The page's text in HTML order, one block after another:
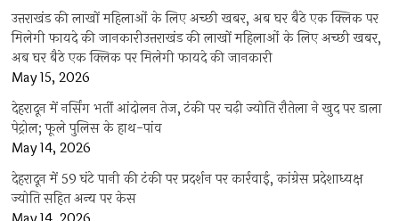
उत्तराखंड की लाखों महिलाओं के लिए अच्छी खबर, अब घर बैठे एक क्लिक पर
मिलेगी फायदे की जानकारीउत्तराखंड की लाखों महिलाओं के लिए अच्छी खबर,
अब घर बैठे एक क्लिक पर मिलेगी फायदे की जानकारी
May 15, 2026
देहरादून में नर्सिंग भर्ती आंदोलन तेज, टंकी पर चढ़ी ज्योति रौतेला ने खुद पर डाला
पेट्रोल; फूले पुलिस के हाथ-पांव
May 14, 2026
देहरादून में 59 घंटे पानी की टंकी पर प्रदर्शन पर कार्रवाई, कांग्रेस प्रदेशाध्यक्ष
ज्योति सहित अन्य पर केस